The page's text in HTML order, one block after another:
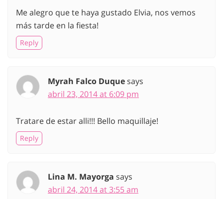
Me alegro que te haya gustado Elvia, nos vemos
más tarde en la fiesta!
Reply
Myrah Falco Duquesays
abril 23, 2014 at 6:09 pm
Tratare de estar alli!!! Bello maquillaje!
Reply
Lina M. Mayorga says
abril 24, 2014 at 3:55 am